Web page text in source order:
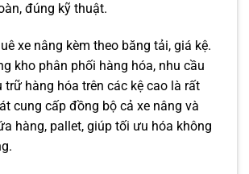
đúng kỹ thuật.
xe nâng kèm theo băng tải, giá kệ.
kho phân phối hàng hóa, nhu cầu
trữ hàng hóa trên các kệ cao là rất
cung cấp đồng bộ cả xe nâng và
hàng, pallet, giúp tối ưu hóa không